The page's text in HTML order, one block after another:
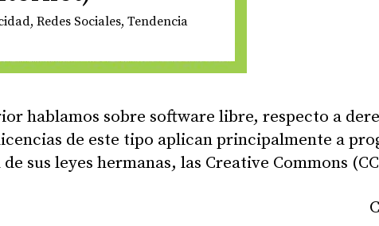
, Redes Sociales, Tendencia
hablamos sobre software libre, respecto a
de este tipo aplican principalmente a
sus leyes hermanas, las Creative Commons